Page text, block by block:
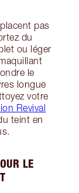
pas
du
ou léger
le
longue
votre
Revival
teint en
LE